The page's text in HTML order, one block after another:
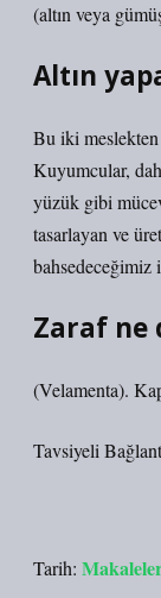
(altın veya
Altın
Bu iki
Kuyumcular,
yüzük gibi
tasarlayan ve
Zaraf ne
(Velamenta).
Tavsiyeli
Tarih: